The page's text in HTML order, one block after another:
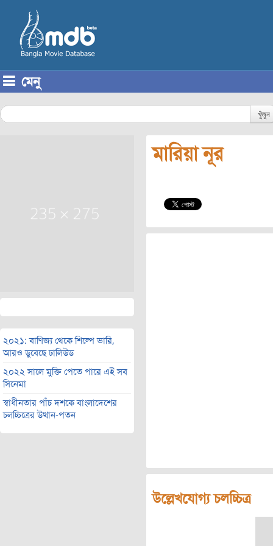
মেনু
খুঁজুন
২০২১: বাণিজ্য থেকে শিল্পে ভারি,
আরও ডুবেছে ঢালিউড
২০২২ সালে মুক্তি পেতে পারে এই সব
সিনেমা
স্বাধীনতার পাঁচ দশকে বাংলাদেশের
চলচ্চিত্রের উত্থান-পতন
মারিয়া নূর
উল্লেখযোগ্য চলচ্চিত্র